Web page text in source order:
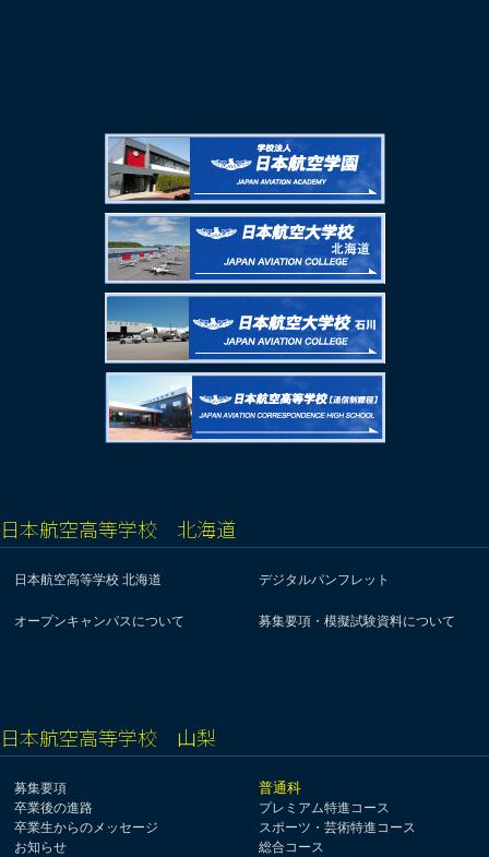
日本航空高等学校 北海道
日本航空高等学校 北海道 デジタルパンフレット
オープンキャンパスについて 募集要項・模擬試験資料について
日本航空高等学校 山梨
募集要項
卒業後の進路
卒業生からのメッセージ
お知らせ
普通科
プレミアム特進コース
スポーツ・芸術特進コース
総合コース